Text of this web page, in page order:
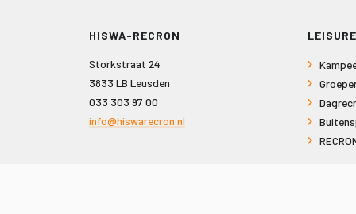
HISWA-RECRON
Storkstraat 24
3833 LB Leusden
033 303 97 00
info@hiswarecron.nl